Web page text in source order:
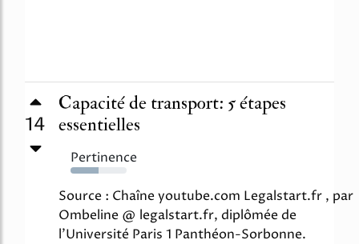
14
Capacité de transport: 5 étapes
essentielles
Pertinence
50%
Source : Chaîne youtube.com Legalstart.fr , par
Ombeline @ legalstart.fr, diplômée de
l'Université Paris 1 Panthéon-Sorbonne.